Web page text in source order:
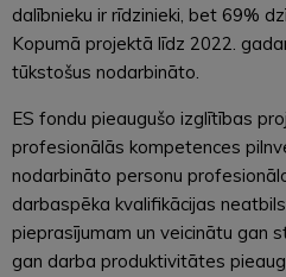
dalībnieku ir rīdzinieki, bet 69%
Kopumā projektā līdz 2022.
tūkstošus nodarbināto.
ES fondu pieaugušo izglītības
profesionālās kompetences
nodarbināto personu
darbaspēka kvalifikācijas
pieprasījumam un veicinātu gan
gan darba produktivitātes